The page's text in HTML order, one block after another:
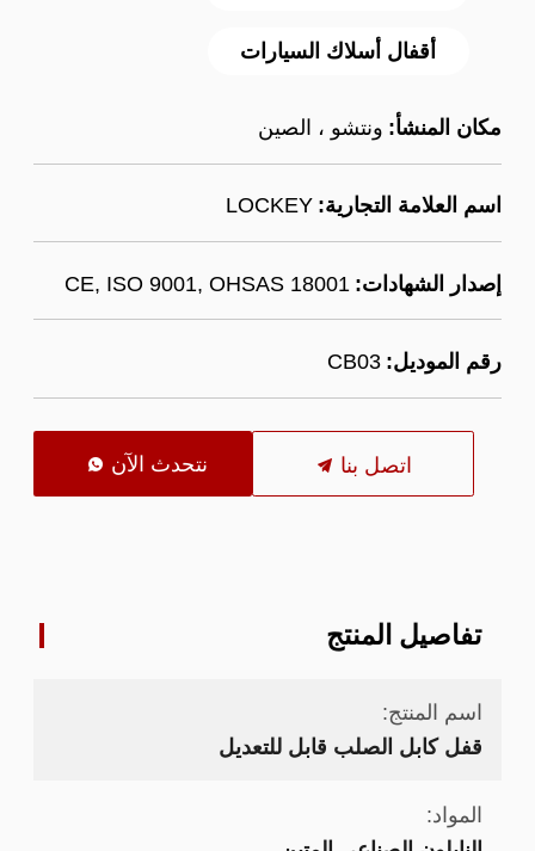
أقفال أسلاك السيارات
مكان المنشأ: ونتشو ، الصين
اسم العلامة التجارية: LOCKEY
إصدار الشهادات: CE, ISO 9001, OHSAS 18001
رقم الموديل: CB03
اتصل بنا نتحدث الآن 
تفاصيل المنتج
اسم المنتج:
قفل كابل الصلب قابل للتعديل
المواد: